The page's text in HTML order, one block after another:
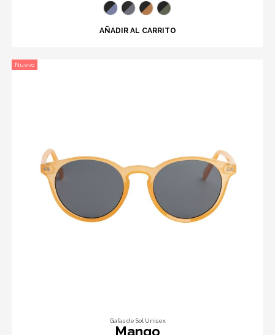
AÑADIR AL CARRITO
Nuevo
Gafas de Sol Unisex
Mango